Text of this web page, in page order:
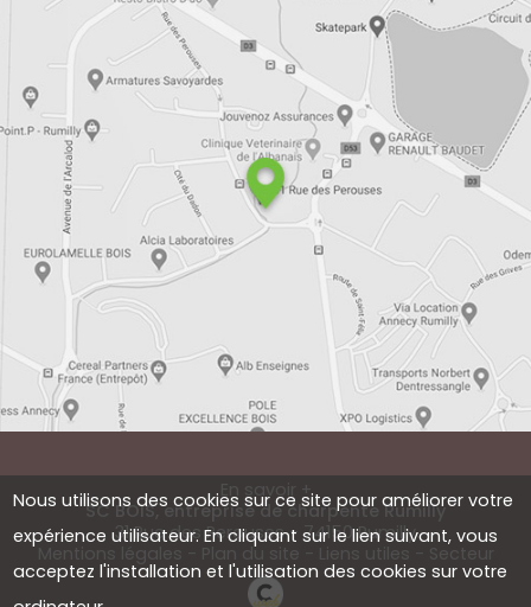
En savoir +
SC BOIS
SC BOIS, entreprise de charpente Rumilly
31 Rue des Perouses - 74150 Rumilly
Plan du site
Nous utilisons des cookies sur ce site pour améliorer votre
expérience utilisateur. En cliquant sur le lien suivant, vous
acceptez l'installation et l'utilisation des cookies sur votre